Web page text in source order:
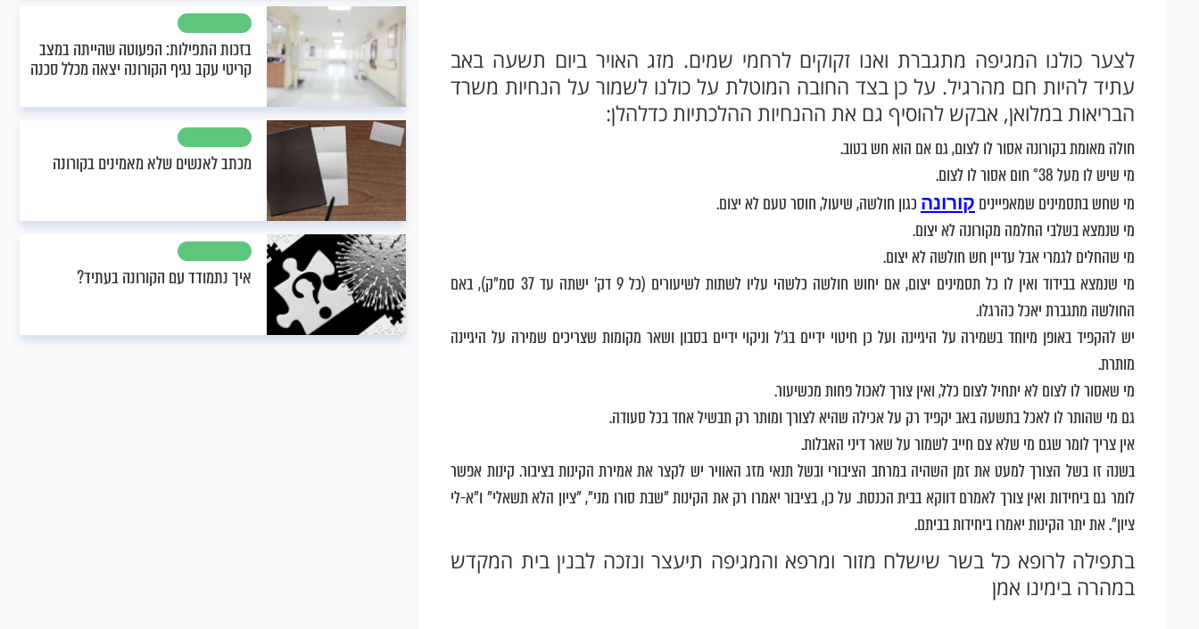
לצער כולנו המגיפה מתגברת ואנו זקוקים לרחמי שמים. מזג האויר ביום תשעה באב
עתיד להיות חם מהרגיל. על כן בצד החובה המוטלת על כולנו לשמור על הנחיות משרד
הבריאות במלואן, אבקש להוסיף גם את ההנחיות ההלכתיות כדלהלן:
חולה מאומת בקורונה אסור לו לצום, גם אם הוא חש בטוב.
מי שיש לו מעל °38 חום אסור לו לצום.
מי שחש בתסמינים שמאפיינים קורונה כגון חולשה, שיעול, חוסר טעם לא יצום.
מי שנמצא בשלבי החלמה מקורונה לא יצום.
מי שהחלים לגמרי אבל עדיין חש חולשה לא יצום.
מי שנמצא בבידוד ואין לו כל תסמינים יצום, אם יחוש חולשה כלשהי עליו לשתות לשיעורים (כל 9 דק' ישתה עד 37 סמ"ק), באם
החולשה מתגברת יאכל כהרגלו.
יש להקפיד באופן מיוחד בשמירה על היגיינה ועל כן חיטוי ידיים בג'ל וניקוי ידיים בסבון ושאר מקומות שצריכים שמירה על היגיינה
מותרת.
מי שאסור לו לצום לא יתחיל לצום כלל, ואין צורך לאכול פחות מכשיעור.
גם מי שהותר לו לאכל בתשעה באב יקפיד רק על אכילה שהיא לצורך ומותר רק תבשיל אחד בכל סעודה.
אין צריך לומר שגם מי שלא צם חייב לשמור על שאר דיני האבלות.
בשנה זו בשל הצורך למעט את זמן השהיה במרחב הציבורי ובשל תנאי מזג האוויר יש לקצר את אמירת הקינות בציבור. קינות אפשר
לומר גם ביחידות ואין צורך לאמרם דווקא בבית הכנסת. על כן, בציבור יאמרו רק את הקינות "שבת סורו מני", "ציון הלא תשאלי" ו"א-לי
ציון". את יתר הקינות יאמרו ביחידות בביתם.
בתפילה לרופא כל בשר שישלח מזור ומרפא והמגיפה תיעצר ונזכה לבנין בית המקדש
במהרה בימינו אמן
בזכות התפילות: הפעוטה שהייתה במצב
קריטי עקב נגיף הקורונה יצאה מכלל סכנה
מכתב לאנשים שלא מאמינים בקורונה
איך נתמודד עם הקורונה בעתיד?